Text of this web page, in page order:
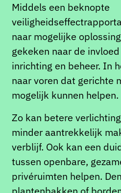
Middels een beknopte
naar mogelijke
gekeken naar de
inrichting en beheer. In
naar voren dat gerichte
mogelijk kunnen helpen.
Zo kan betere
minder aantrekkelijk
verblijf. Ook kan een
tussen openbare,
privéruimten helpen.